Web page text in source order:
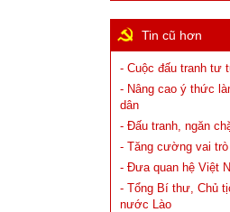
Tin cũ hơn
- Cuộc đấu tranh tư
- Nâng cao ý thức
dân
- Đấu tranh, ngăn
- Tăng cường vai
- Đưa quan hệ Việt
- Tổng Bí thư, Chủ
nước Lào